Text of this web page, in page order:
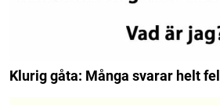
Klurig gåta: Många svarar helt fel